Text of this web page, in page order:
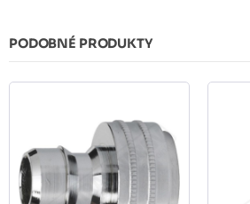
PODOBNÉ PRODUKTY